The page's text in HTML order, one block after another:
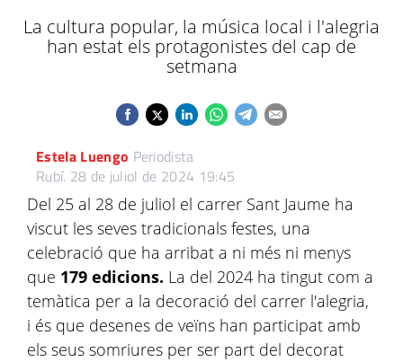
La cultura popular, la música local i l'alegria
han estat els protagonistes del cap de
setmana
Estela Luengo Periodista
Rubí. 28 de juliol de 2024 19:45
Del 25 al 28 de juliol el carrer Sant Jaume ha
viscut les seves tradicionals festes, una
celebració que ha arribat a ni més ni menys
que 179 edicions. La del 2024 ha tingut com a
temàtica per a la decoració del carrer l'alegria,
i és que desenes de veïns han participat amb
els seus somriures per ser part del decorat